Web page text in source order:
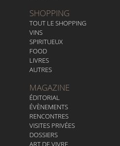
SHOPPING
TOUT LE SHOPPING
VINS
SPIRITUEUX
FOOD
LIVRES
AUTRES
MAGAZINE
ÉDITORIAL
ÉVÈNEMENTS
RENCONTRES
VISITES PRIVÉES
DOSSIERS
ART DE VIVRE